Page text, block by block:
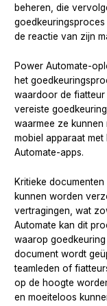
beheren, die
de reactie van zijn
Power Automate-
het
waardoor de
vereiste
waarmee ze
mobiel apparaat
Automate-apps.
Kritieke
kunnen worden
vertragingen, wat
Automate kan dit
waarop
document wordt
teamleden of
op de hoogte
en moeiteloos